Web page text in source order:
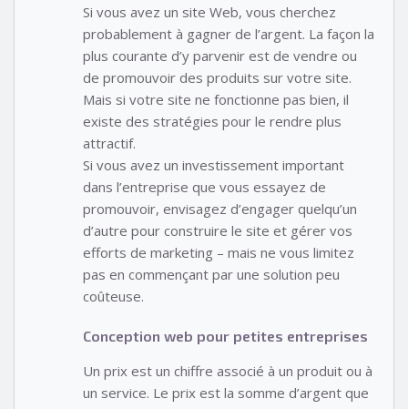
Si vous avez un site Web, vous cherchez
probablement à gagner de l’argent. La façon la
plus courante d’y parvenir est de vendre ou
de promouvoir des produits sur votre site.
Mais si votre site ne fonctionne pas bien, il
existe des stratégies pour le rendre plus
attractif.
Si vous avez un investissement important
dans l’entreprise que vous essayez de
promouvoir, envisagez d’engager quelqu’un
d’autre pour construire le site et gérer vos
efforts de marketing – mais ne vous limitez
pas en commençant par une solution peu
coûteuse.
Conception web pour petites entreprises
Un prix est un chiffre associé à un produit ou à
un service. Le prix est la somme d’argent que